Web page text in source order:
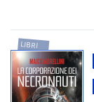
LIBRI